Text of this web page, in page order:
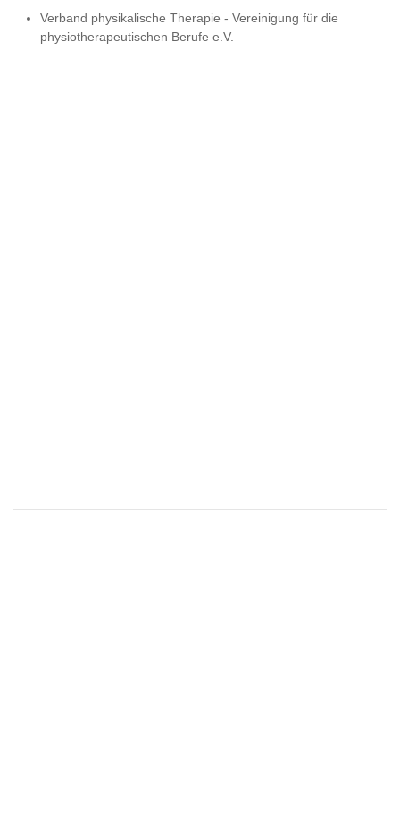
Verband physikalische Therapie - Vereinigung für die
physiotherapeutischen Berufe e.V.